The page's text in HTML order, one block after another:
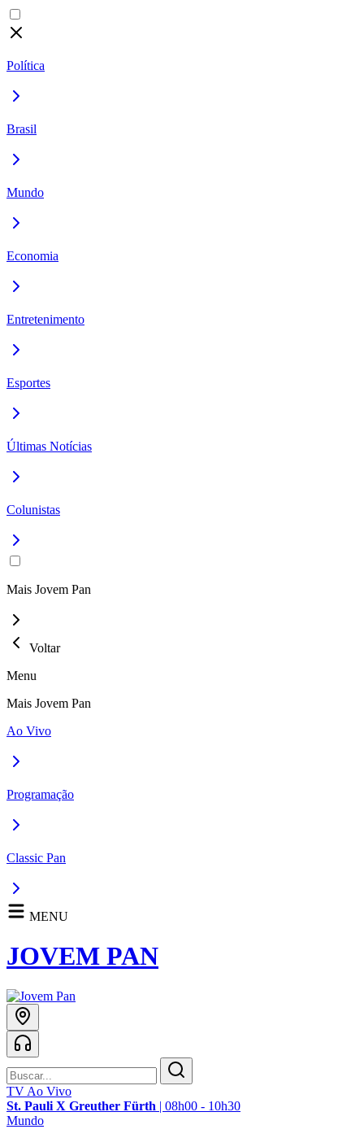
Política
Brasil
Mundo
Economia
Entretenimento
Esportes
Últimas Notícias
Colunistas
Mais Jovem Pan
Voltar
Menu
Mais Jovem Pan
Ao Vivo
Programação
Classic Pan
MENU
JOVEM PAN
TV Ao Vivo
St. Pauli X Greuther Fürth | 08h00 - 10h30
Mundo